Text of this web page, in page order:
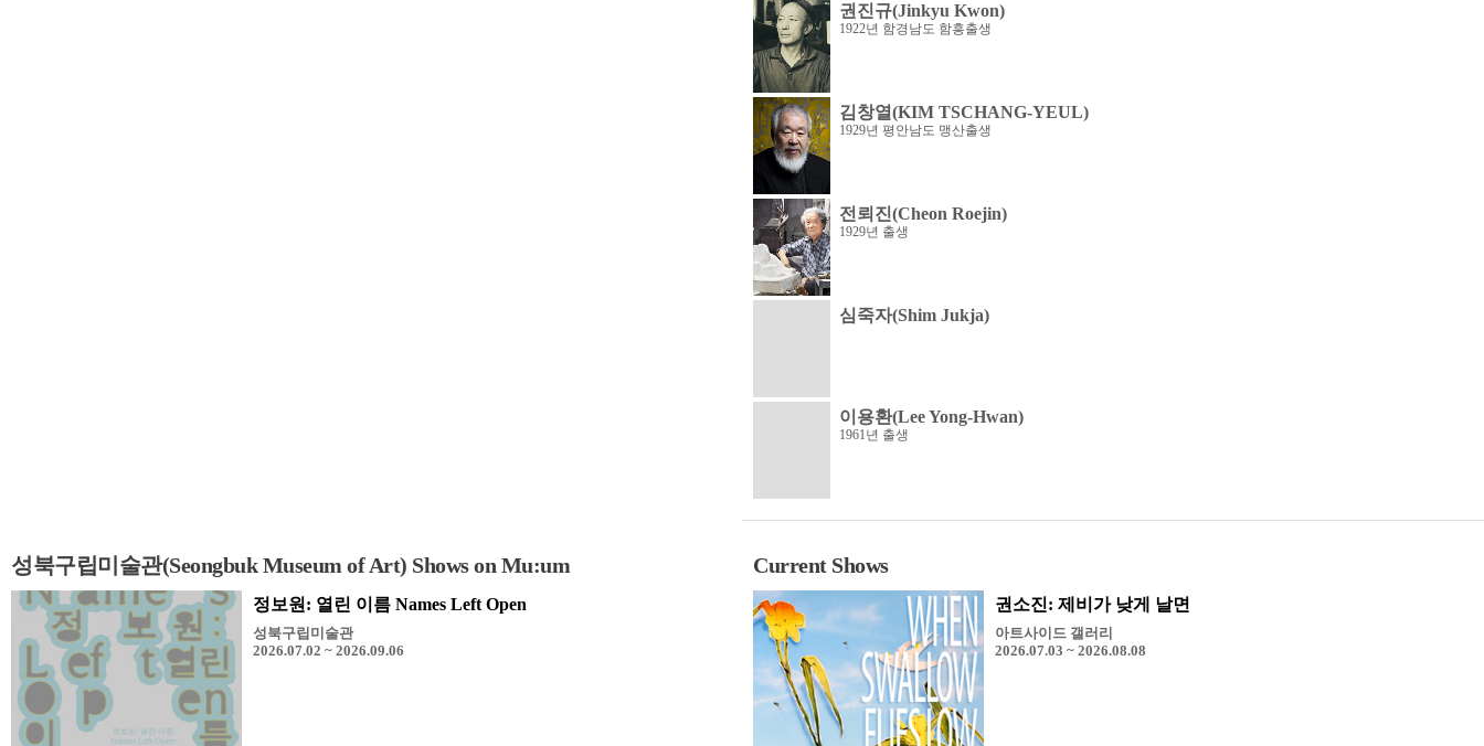
권진규(Jinkyu Kwon)
1922년 함경남도 함흥출생
김창열(KIM TSCHANG-YEUL)
1929년 평안남도 맹산출생
전뢰진(Cheon Roejin)
1929년 출생
심죽자(Shim Jukja)
이용환(Lee Yong-Hwan)
1961년 출생
성북구립미술관(Seongbuk Museum of Art) Shows on Mu:um
정보원: 열린 이름 Names Left Open
성북구립미술관
2026.07.02 ~ 2026.09.06
Current Shows
권소진: 제비가 낮게 날면
아트사이드 갤러리
2026.07.03 ~ 2026.08.08